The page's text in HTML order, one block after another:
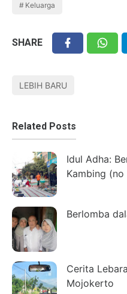
Keluarga
SHARE
LEBIH BARU
Related Posts
Idul Adha:
Kambing (no
Berlomba
Cerita
Mojokerto